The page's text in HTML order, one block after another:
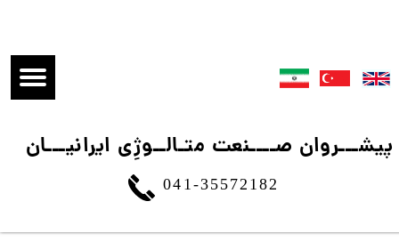
​پیشـــروان صــــنعت متـالــوژِی ایرانیـــان
041-35572182